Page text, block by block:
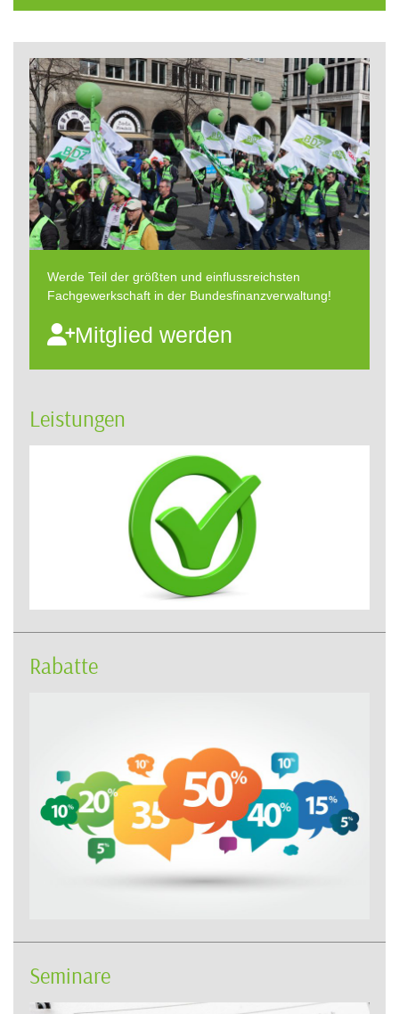
Werde Teil der größten und einflussreichsten
Fachgewerkschaft in der Bundesfinanzverwaltung!
Mitglied werden
Leistungen
Rabatte
Seminare